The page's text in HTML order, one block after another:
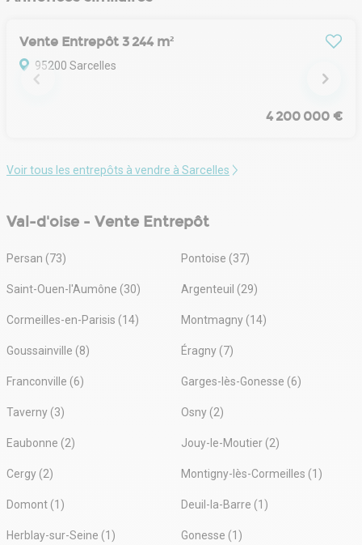
mesure de vous accompagner pour vous garantir des
retours avantageux.
Vente Entrepôt 3 244 m²
95200 Sarcelles
4 200 000 €
Voir tous les entrepôts à vendre à Sarcelles
Val-d'oise - Vente Entrepôt
Persan (73) Pontoise (37)
Saint-Ouen-l'Aumône (30) Argenteuil (29)
Cormeilles-en-Parisis (14) Montmagny (14)
Goussainville (8) Éragny (7)
Franconville (6) Garges-lès-Gonesse (6)
Taverny (3) Osny (2)
Eaubonne (2) Jouy-le-Moutier (2)
Cergy (2) Montigny-lès-Cormeilles (1)
Domont (1) Deuil-la-Barre (1)
Herblay-sur-Seine (1) Gonesse (1)